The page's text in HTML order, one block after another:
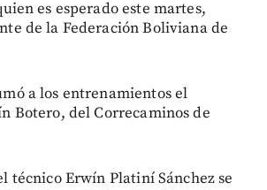
es esperado este martes,
de la Federación Boliviana de
a los entrenamientos el
Botero, del Correcaminos de
técnico Erwín Platiní Sánchez se